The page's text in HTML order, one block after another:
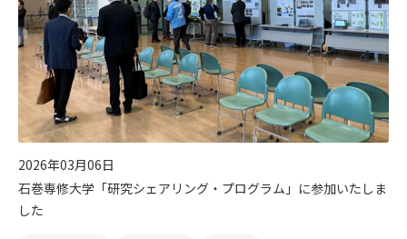
よくあるご質問
IRメール配信
2026年03月06日
石巻専修大学「研究シェアリング・プログラム」に参加いたしま
した